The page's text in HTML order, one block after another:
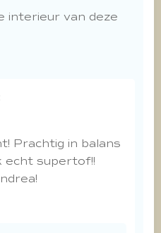
interieur van deze
Prachtig in balans
echt supertof!!